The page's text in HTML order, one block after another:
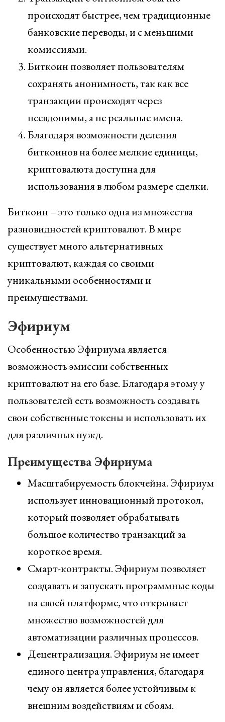
происходят быстрее, чем традиционные
банковские переводы, и с меньшими
комиссиями.
Биткоин позволяет пользователям
сохранять анонимность, так как все
транзакции происходят через
псевдонимы, а не реальные имена.
Благодаря возможности деления
биткоинов на более мелкие единицы,
криптовалюта доступна для
использования в любом размере сделки.
Биткоин – это только одна из множества
разновидностей криптовалют. В мире
существует много альтернативных
криптовалют, каждая со своими
уникальными особенностями и
преимуществами.
Эфириум
Особенностью Эфириума является
возможность эмиссии собственных
криптовалют на его базе. Благодаря этому у
пользователей есть возможность создавать
свои собственные токены и использовать их
для различных нужд.
Преимущества Эфириума
Масштабируемость блокчейна. Эфириум
использует инновационный протокол,
который позволяет обрабатывать
большое количество транзакций за
короткое время.
Смарт-контракты. Эфириум позволяет
создавать и запускать программные коды
на своей платформе, что открывает
множество возможностей для
автоматизации различных процессов.
Децентрализация. Эфириум не имеет
единого центра управления, благодаря
чему он является более устойчивым к
внешним воздействиям и сбоям.